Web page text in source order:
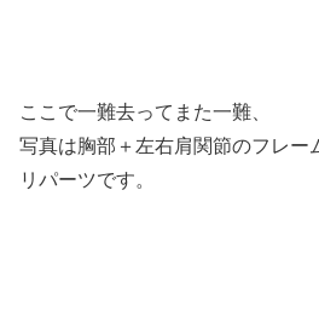
ここで一難去ってまた一難、
写真は胸部＋左右肩関節のフレー
リパーツです。